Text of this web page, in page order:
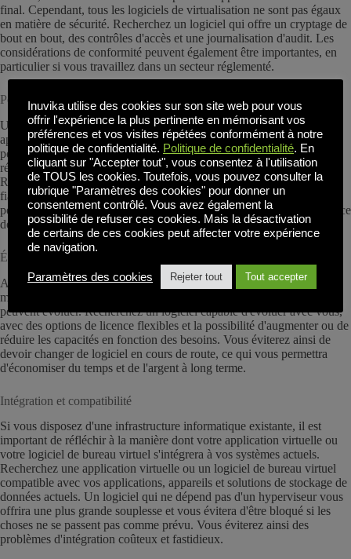
final. Cependant, tous les logiciels de virtualisation ne sont pas égaux
en matière de sécurité. Recherchez un logiciel qui offre un cryptage de
bout en bout, des contrôles d'accès et une journalisation d'audit. Les
considérations de conformité peuvent également être importantes, en
particulier si vous travaillez dans un secteur réglementé.
Performance et expérience de l'utilisateur
Un autre élément important à prendre en compte lors du choix d'une
application virtuelle ou d'un logiciel de bureau virtuel est la
performance et l'expérience de l'utilisateur. Un logiciel lent ou peu
réactif peut entraîner des frustrations et une baisse de la productivité.
Recherchez un logiciel capable de fournir une expérience rapide et
fiable, même pour les utilisateurs ayant des besoins de haute
performance tels que la CAO ou l'édition vidéo. Une bonne expérience
de l'utilisateur final signifie moins d'appels à l'assistance.
Évolutivité
Au fur et à mesure que votre entreprise se développe, vos besoins en
matière d'applications virtuelles ou de logiciels de bureau virtuel
peuvent évoluer. Recherchez un logiciel capable d'évoluer avec vous,
avec des options de licence flexibles et la possibilité d'augmenter ou de
réduire les capacités en fonction des besoins. Vous éviterez ainsi de
devoir changer de logiciel en cours de route, ce qui vous permettra
d'économiser du temps et de l'argent à long terme.
Intégration et compatibilité
Si vous disposez d'une infrastructure informatique existante, il est
important de réfléchir à la manière dont votre application virtuelle ou
votre logiciel de bureau virtuel s'intégrera à vos systèmes actuels.
Recherchez une application virtuelle ou un logiciel de bureau virtuel
compatible avec vos applications, appareils et solutions de stockage de
données actuels. Un logiciel qui ne dépend pas d'un hyperviseur vous
offrira une plus grande souplesse et vous évitera d'être bloqué si les
choses ne se passent pas comme prévu. Vous éviterez ainsi des
problèmes d'intégration coûteux et fastidieux.
Inuvika utilise des cookies sur son site web pour vous
offrir l'expérience la plus pertinente en mémorisant vos
préférences et vos visites répétées conformément à notre
politique de confidentialité. Politique de confidentialité. En
cliquant sur "Accepter tout", vous consentez à l'utilisation
de TOUS les cookies. Toutefois, vous pouvez consulter la
rubrique "Paramètres des cookies" pour donner un
consentement contrôlé. Vous avez également la
possibilité de refuser ces cookies. Mais la désactivation
de certains de ces cookies peut affecter votre expérience
de navigation.
Paramètres des cookies Rejeter tout Tout accepter